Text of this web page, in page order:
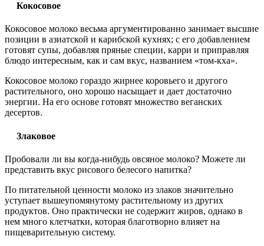
Кокосовое
Кокосовое молоко весьма аргументированно занимает высшие
позиции в азиатской и карибской кухнях; с его добавлением
готовят супы, добавляя пряные специи, карри и приправляя
блюдо интересным, как и сам вкус, названием «том-кха».
Кокосовое молоко гораздо жирнее коровьего и другого
растительного, оно хорошо насыщает и дает достаточно
энергии. На его основе готовят множество веганских
десертов.
Злаковое
Пробовали ли вы когда-нибудь овсяное молоко? Можете ли
представить вкус рисового белесого напитка?
По питательной ценности молоко из злаков значительно
уступает вышеупомянутому растительному из других
продуктов. Оно практически не содержит жиров, однако в
нем много клетчатки, которая благотворно влияет на
пищеварительную систему.